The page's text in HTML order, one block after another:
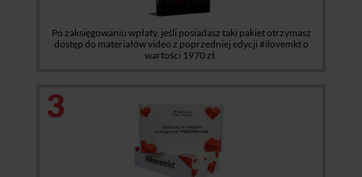
Po zaksięgowaniu wpłaty, jeśli posiadasz taki pakiet otrzymasz
dostęp do materiałów video z poprzedniej edycji #ilovemkt o
wartości 1970 zł.
3